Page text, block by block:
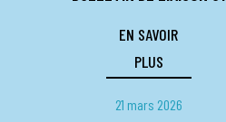
EN SAVOIR
PLUS
21 mars 2026